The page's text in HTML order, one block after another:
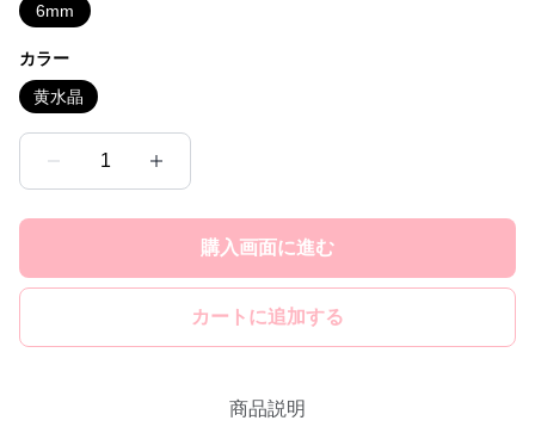
6mm
カラー
黄水晶
1
購入画面に進む
カートに追加する
商品説明